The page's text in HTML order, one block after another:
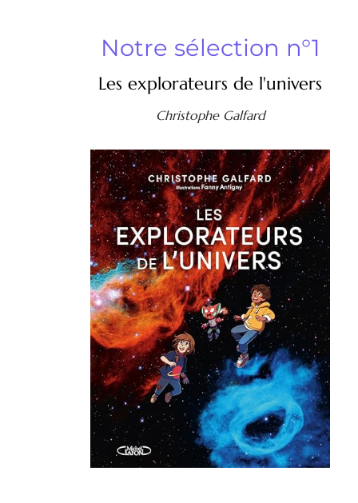
Notre sélection n°1
Les explorateurs de l'univers
Christophe Galfard